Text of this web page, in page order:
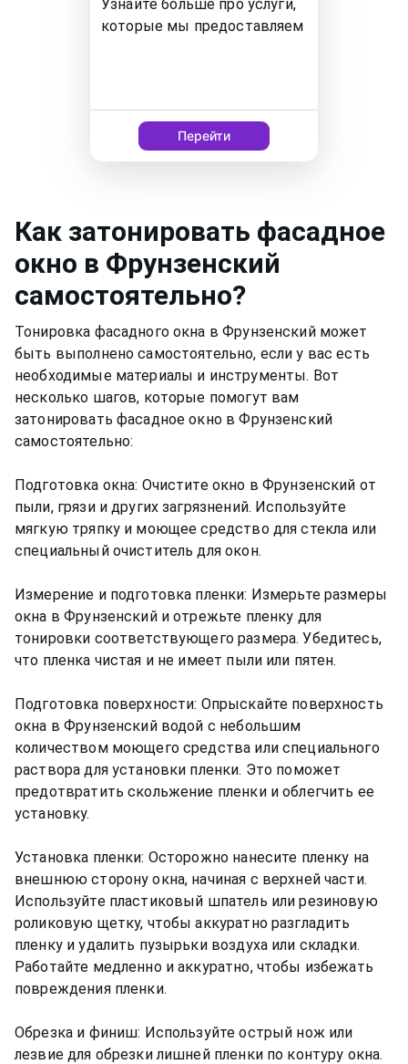
Узнайте больше про услуги,
которые мы предоставляем
Перейти
Как затонировать фасадное
окно в Фрунзенский
самостоятельно?
Тонировка фасадного окна в Фрунзенский может
быть выполнено самостоятельно, если у вас есть
необходимые материалы и инструменты. Вот
несколько шагов, которые помогут вам
затонировать фасадное окно в Фрунзенский
самостоятельно:
Подготовка окна: Очистите окно в Фрунзенский от
пыли, грязи и других загрязнений. Используйте
мягкую тряпку и моющее средство для стекла или
специальный очиститель для окон.
Измерение и подготовка пленки: Измерьте размеры
окна в Фрунзенский и отрежьте пленку для
тонировки соответствующего размера. Убедитесь,
что пленка чистая и не имеет пыли или пятен.
Подготовка поверхности: Опрыскайте поверхность
окна в Фрунзенский водой с небольшим
количеством моющего средства или специального
раствора для установки пленки. Это поможет
предотвратить скольжение пленки и облегчить ее
установку.
Установка пленки: Осторожно нанесите пленку на
внешнюю сторону окна, начиная с верхней части.
Используйте пластиковый шпатель или резиновую
роликовую щетку, чтобы аккуратно разгладить
пленку и удалить пузырьки воздуха или складки.
Работайте медленно и аккуратно, чтобы избежать
повреждения пленки.
Обрезка и финиш: Используйте острый нож или
лезвие для обрезки лишней пленки по контуру окна.